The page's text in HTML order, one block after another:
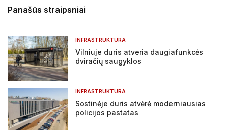
Panašūs straipsniai
INFRASTRUKTURA
Vilniuje duris atveria daugiafunkcės
dviračių saugyklos
INFRASTRUKTURA
Sostinėje duris atvėrė moderniausias
policijos pastatas